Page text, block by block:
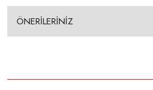
ÖNERİLERİNİZ